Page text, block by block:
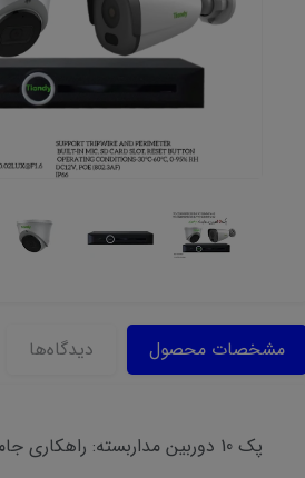
مشخصات محصول دیدگاه‌ها
پک 10 دوربین مداربسته: راهکاری جامع برای حفاظت از پارکینگ